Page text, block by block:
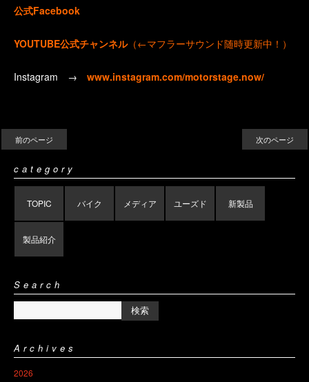
公式Facebook
YOUTUBE公式チャンネル（←マフラーサウンド随時更新中！）
Instagram → www.instagram.com/motorstage.now/
前のページ 次のページ
category
TOPIC バイク メディア ユーズド 新製品
製品紹介
Search
Archives
2026